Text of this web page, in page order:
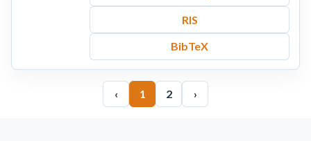
RIS
BibTeX
‹ 1 2 ›